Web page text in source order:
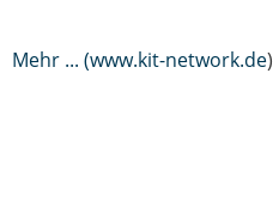
Mehr ... (www.kit-network.de)